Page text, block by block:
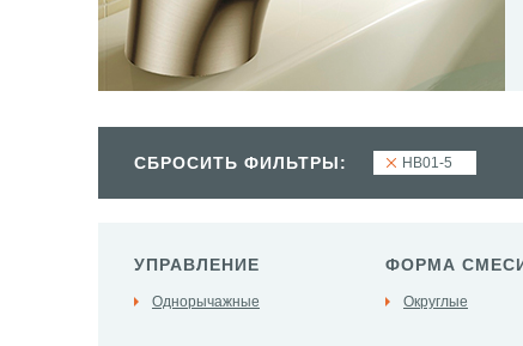
СБРОСИТЬ ФИЛЬТРЫ: HB01-5
УПРАВЛЕНИЕ
Однорычажные
ФОРМА
Округлые